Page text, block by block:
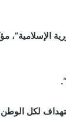
الإسلامية”،
“.
لكل